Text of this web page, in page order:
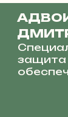
защита